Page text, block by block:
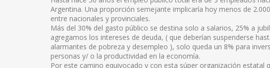
Argentina. Una proporción semejante implicaría hoy menos de
entre nacionales y provinciales.
Más del 30% del gasto público se destina solo a salarios, 25% a
agregamos los intereses de deuda, ( que deberían suspenderse
alarmantes de pobreza y desempleo ), solo queda un 8% para
personas y/ o la productividad en la economía.
Por este camino equivocado y con esta súper organización estatal